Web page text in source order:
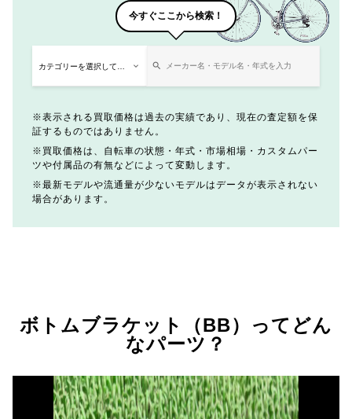
今すぐここから検索！
表示される買取価格は過去の実績であり、現在の査定額を保
証するものではありません。
買取価格は、自転車の状態・年式・市場相場・カスタムパー
ツや付属品の有無などによって変動します。
最新モデルや流通量が少ないモデルはデータが表示されない
場合があります。
ボトムブラケット（BB）ってどん
なパーツ？